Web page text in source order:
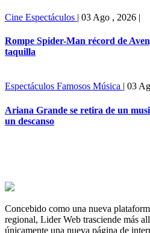
Cine Espectáculos | 03 Ago , 2026 |
Rompe Spider-Man récord de
taquilla
Espectáculos Famosos Música 03
Ariana Grande se retira de un
un descanso
Concebido como una nueva
regional, Lider Web trasciende más
únicamente una nueva página de